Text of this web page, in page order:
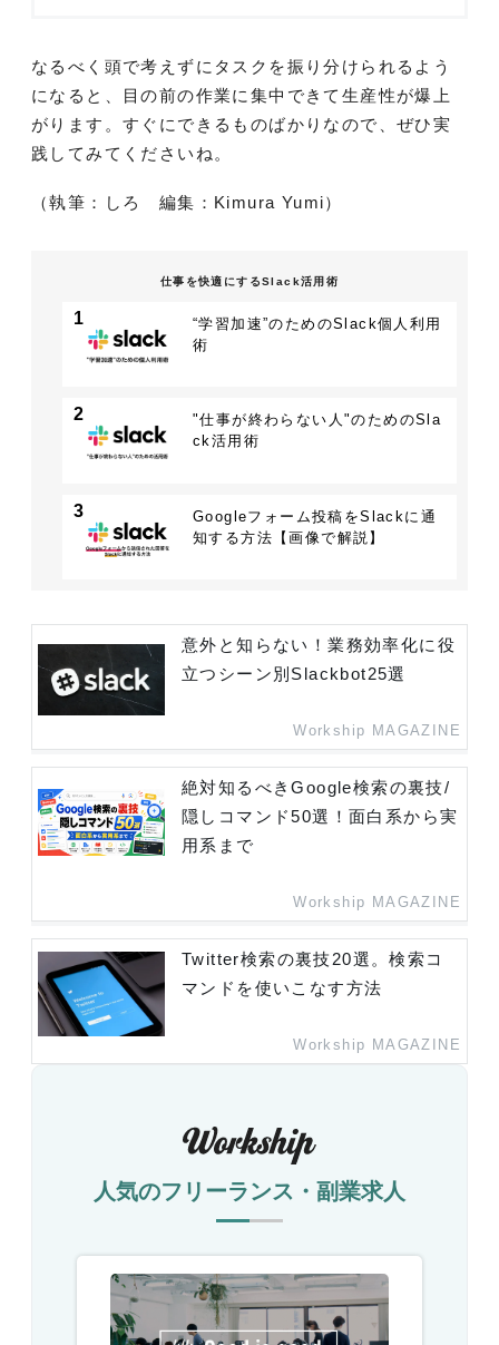
なるべく頭で考えずにタスクを振り分けられるよう
になると、目の前の作業に集中できて生産性が爆上
がります。すぐにできるものばかりなので、ぜひ実
践してみてくださいね。
（執筆：しろ 編集：Kimura Yumi）
仕事を快適にするSlack活用術
1
“学習加速”のためのSlack個人利用
術
2
"仕事が終わらない人"のためのSla
ck活用術
3
Googleフォーム投稿をSlackに通
知する方法【画像で解説】
意外と知らない！業務効率化に役
立つシーン別Slackbot25選
Workship MAGAZINE
絶対知るべきGoogle検索の裏技/
隠しコマンド50選！面白系から実
用系まで
Workship MAGAZINE
Twitter検索の裏技20選。検索コ
マンドを使いこなす方法
Workship MAGAZINE
人気のフリーランス・副業求人